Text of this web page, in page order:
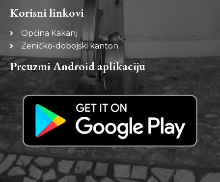
Korisni linkovi
Općina Kakanj
Zeničko-dobojski kanton
Preuzmi Android aplikaciju